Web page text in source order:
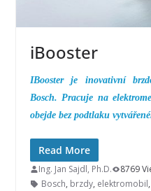
iBooster
IBooster je inovativní
Bosch. Pracuje na
obejde bez podtlaku
Read More
Ing. Jan Sajdl, Ph.D.
8769
Bosch, brzdy, elektromobil,